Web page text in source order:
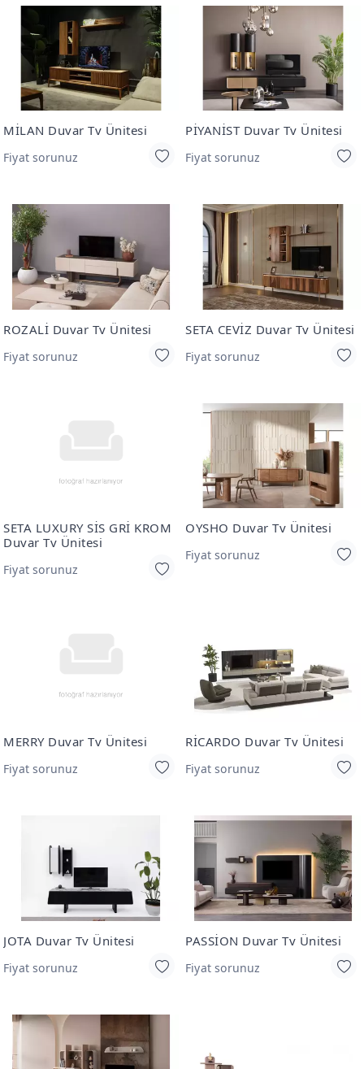
MİLAN Duvar Tv Ünitesi
Fiyat sorunuz
PİYANİST Duvar Tv Ünitesi
Fiyat sorunuz
ROZALİ Duvar Tv Ünitesi
Fiyat sorunuz
SETA CEVİZ Duvar Tv Ünitesi
Fiyat sorunuz
SETA LUXURY SİS GRİ KROM
Duvar Tv Ünitesi
Fiyat sorunuz
OYSHO Duvar Tv Ünitesi
Fiyat sorunuz
MERRY Duvar Tv Ünitesi
Fiyat sorunuz
RİCARDO Duvar Tv Ünitesi
Fiyat sorunuz
JOTA Duvar Tv Ünitesi
Fiyat sorunuz
PASSİON Duvar Tv Ünitesi
Fiyat sorunuz